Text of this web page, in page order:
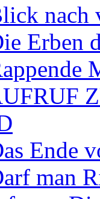
nach
Erben
Ende
man